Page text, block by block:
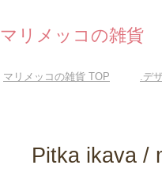
マリメッコの雑貨
マリメッコの雑貨 TOP .デ
Pitka ikava /